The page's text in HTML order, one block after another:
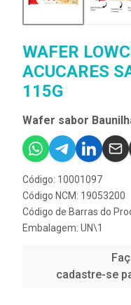
WAFER
ACUCARES
115G
Wafer sabor
Código: 10001097
Código NCM: 19053200
Código de Barras do
Embalagem: UN\1
cadastre-se